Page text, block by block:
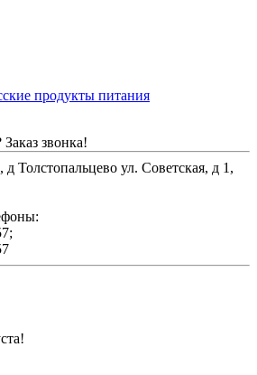
звонка!
Толстопальцево ул. Советская, д 1,